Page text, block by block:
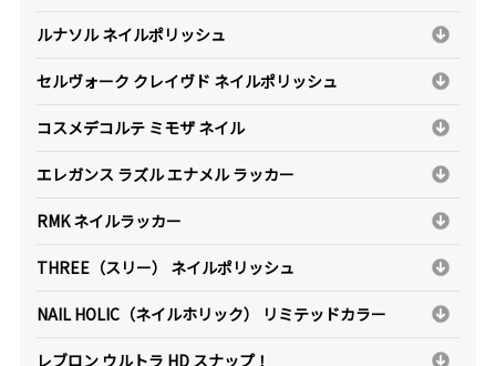
ルナソル ネイルポリッシュ
セルヴォーク クレイヴド ネイルポリッシュ
コスメデコルテ ミモザ ネイル
エレガンス ラズル エナメル ラッカー
RMK ネイルラッカー
THREE（スリー） ネイルポリッシュ
NAIL HOLIC（ネイルホリック） リミテッドカラー
レブロン ウルトラ HD スナップ！